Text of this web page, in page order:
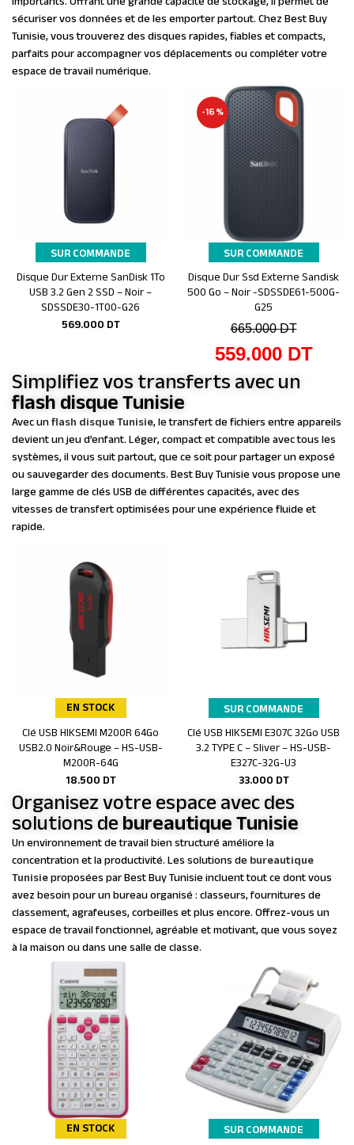
sécuriser vos données et de les emporter partout. Chez Best Buy
Tunisie, vous trouverez des disques rapides, fiables et compacts,
parfaits pour accompagner vos déplacements ou compléter votre
espace de travail numérique.
SUR COMMANDE
Ajouter au panier
Disque Dur Externe SanDisk 1To
USB 3.2 Gen 2 SSD – Noir –
SDSSDE30-1T00-G26
569.000 DT
-16%
SUR COMMANDE
Ajouter au panier
Disque Dur Ssd Externe Sandisk
500 Go – Noir -SDSSDE61-500G-
G25
665.000DT
559.000 DT
Simplifiez vos transferts avec un
flash disque Tunisie
Avec unflash disque Tunisie, le transfert de fichiers entre appareils
devient un jeu d’enfant. Léger, compact et compatible avec tous les
systèmes, il vous suit partout, que ce soit pour partager un exposé
ou sauvegarder des documents. Best Buy Tunisie vous propose une
large gamme de clés USB de différentes capacités, avec des
vitesses de transfert optimisées pour une expérience fluide et
rapide.
EN STOCK
Ajouter au panier
Clé USB HIKSEMI M200R 64Go
USB2.0 Noir&Rouge – HS-USB-
M200R-64G
18.500 DT
SUR COMMANDE
Ajouter au panier
Clé USB HIKSEMI E307C 32Go USB
3.2 TYPE C – Sliver – HS-USB-
E327C-32G-U3
33.000 DT
Organisez votre espace avec des
solutions debureautique Tunisie
Un environnement de travail bien structuré améliore la
concentration et la productivité. Les solutions de bureautique
Tunisieproposées par Best Buy Tunisie incluent tout ce dont vous
avez besoin pour un bureau organisé : classeurs, fournitures de
classement, agrafeuses, corbeilles et plus encore. Offrez-vous un
espace de travail fonctionnel, agréable et motivant, que vous soyez
à la maison ou dans une salle de classe.
EN STOCK SUR COMMANDE